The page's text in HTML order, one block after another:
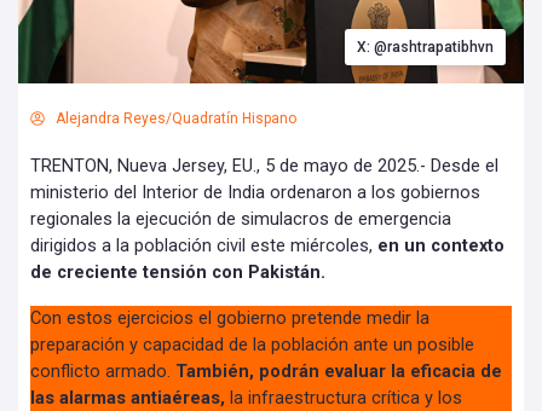
X: @rashtrapatibhvn
Alejandra Reyes/Quadratín Hispano
TRENTON, Nueva Jersey, EU., 5 de mayo de 2025.- Desde el
ministerio del Interior de India ordenaron a los gobiernos
regionales la ejecución de simulacros de emergencia
dirigidos a la población civil este miércoles, en un contexto
de creciente tensión con Pakistán.
Con estos ejercicios el gobierno pretende medir la
preparación y capacidad de la población ante un posible
conflicto armado. También, podrán evaluar la eficacia de
las alarmas antiaéreas, la infraestructura crítica y los